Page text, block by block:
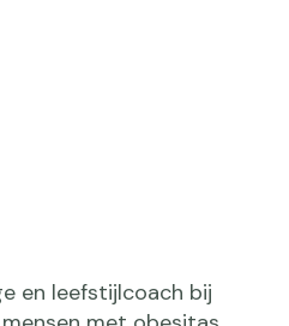
en leefstijlcoach bij